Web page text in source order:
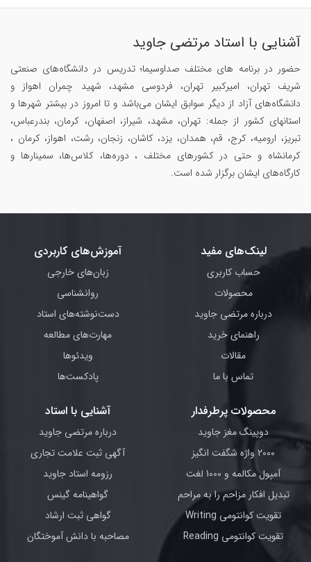
آشنایی با استاد مرتضی جاوید
حضور در برنامه های مختلف صداوسیما؛ تدریس در دانشگاه‌های صنعتی
شریف تهران، امیرکبیر تهران، فردوسی مشهد، شهید چمران اهواز و
دانشگاه‌های آزاد از دیگر سوابق ایشان می‌باشد و تا امروز در بیشتر شهرها و
استانهای کشور از جمله: تهران، مشهد، شیراز، اصفهان، کرمان، بندرعباس،
تبریز، ارومیه، کرج، قم، همدان، یزد، کاشان، زنجان، رشت، اهواز، کرمان ،
کرمانشاه و حتی در کشورهای مختلف ، دوره‌ها، کلاس‌ها، سمینار‌ها و
کارگاه‌های ایشان برگزار شده است.
لینک‌های مفید
حساب کاربری
محصولات
درباره مرتضی جاوید
راهنمای خرید
مقالات
تماس با ما
آموزش‌های کاربردی
زبان‌های خارجی
روانشناسی
دست‌نوشته‌های استاد
مهارت‌های مطالعه
ویدئوها
پادکست‌ها
محصولات پرطرفدار
دوپینگ مغز جاوید
2000 واژه شگفت انگیز
آمپول مکالمه و 1000 لغت
تبدیل افکار مزاحم را به مراحم
تقویت کوانتومی Writing
تقویت کوانتومی Reading
آشنایی با استاد
درباره مرتضی جاوید
آگهی ثبت علامت تجاری
رزومه استاد جاوید
گواهینامه گینس
گواهی ثبت ارشاد
مصاحبه با دانش آموختگان